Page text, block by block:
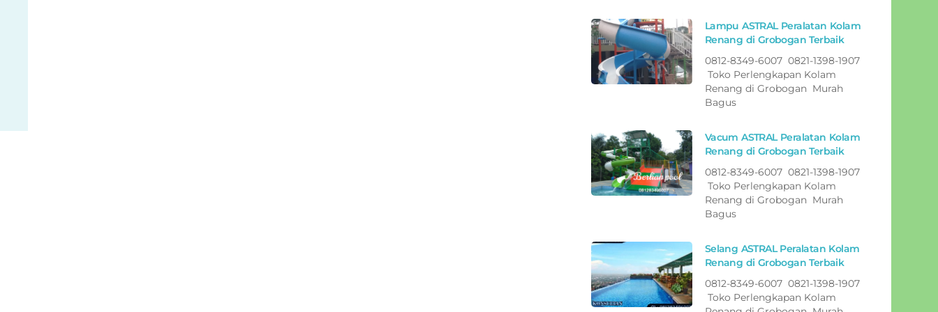
Lampu ASTRAL Peralatan Kolam
Renang di Grobogan Terbaik
0812-8349-6007 0821-1398-1907
Toko Perlengkapan Kolam
Renang di Grobogan Murah
Bagus
Vacum ASTRAL Peralatan Kolam
Renang di Grobogan Terbaik
0812-8349-6007 0821-1398-1907
Toko Perlengkapan Kolam
Renang di Grobogan Murah
Bagus
Selang ASTRAL Peralatan Kolam
Renang di Grobogan Terbaik
0812-8349-6007 0821-1398-1907
Toko Perlengkapan Kolam